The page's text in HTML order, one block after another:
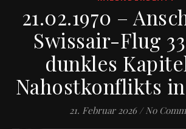
21.02.1970 –
Swissair-Flug
dunkles
Nahostkonflikts
21. Februar 2026 / No